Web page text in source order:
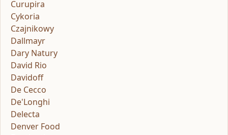
Curupira
Cykoria
Czajnikowy
Dallmayr
Dary Natury
David Rio
Davidoff
De Cecco
De'Longhi
Delecta
Denver Food